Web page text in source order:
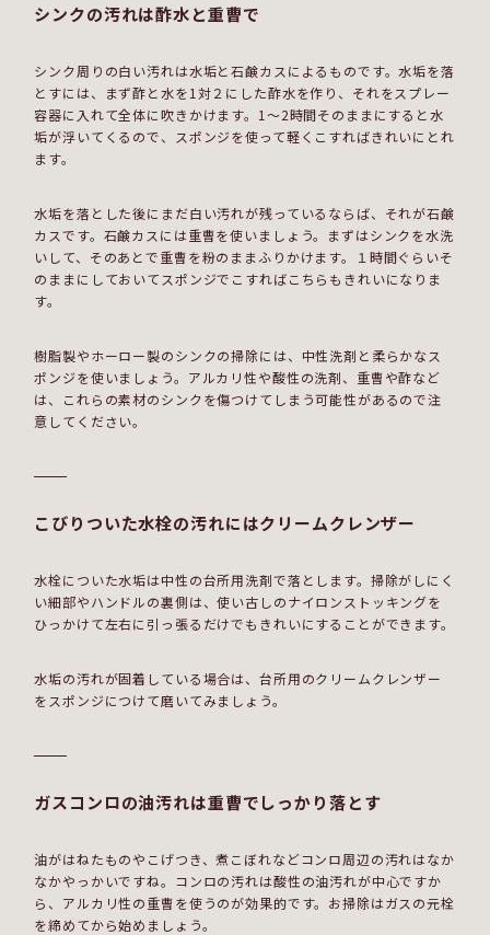
シンクの汚れは酢水と重曹で
シンク周りの白い汚れは水垢と石鹸カスによるものです。水垢を落
とすには、まず酢と水を1対２にした酢水を作り、それをスプレー
容器に入れて全体に吹きかけます。1～2時間そのままにすると水
垢が浮いてくるので、スポンジを使って軽くこすればきれいにとれ
ます。
水垢を落とした後にまだ白い汚れが残っているならば、それが石鹸
カスです。石鹸カスには重曹を使いましょう。まずはシンクを水洗
いして、そのあとで重曹を粉のままふりかけます。１時間ぐらいそ
のままにしておいてスポンジでこすればこちらもきれいになりま
す。
樹脂製やホーロー製のシンクの掃除には、中性洗剤と柔らかなス
ポンジを使いましょう。アルカリ性や酸性の洗剤、重曹や酢など
は、これらの素材のシンクを傷つけてしまう可能性があるので注
意してください。
こびりついた水栓の汚れにはクリームクレンザー
水栓についた水垢は中性の台所用洗剤で落とします。掃除がしにく
い細部やハンドルの裏側は、使い古しのナイロンストッキングを
ひっかけて左右に引っ張るだけでもきれいにすることができます。
水垢の汚れが固着している場合は、台所用のクリームクレンザー
をスポンジにつけて磨いてみましょう。
ガスコンロの油汚れは重曹でしっかり落とす
油がはねたものやこげつき、煮こぼれなどコンロ周辺の汚れはなか
なかやっかいですね。コンロの汚れは酸性の油汚れが中心ですか
ら、アルカリ性の重曹を使うのが効果的です。お掃除はガスの元栓
を締めてから始めましょう。